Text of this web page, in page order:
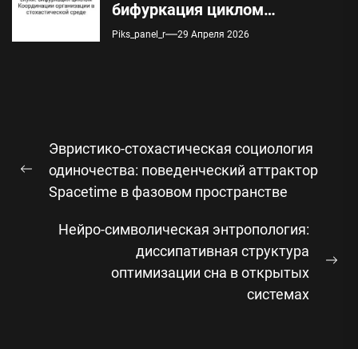
бифуркация циклом
Координации организации в
Piks_panel_r 29 Апреля 2026
по
записям
Предыдущая
запись:
Эвристико-стохастическая социология
одиночества: поведенческий аттрактор
Spacetime в фазовом пространстве
Нейро-символическая энтропология:
диссипативная структура
оптимизации сна в открытых
системах